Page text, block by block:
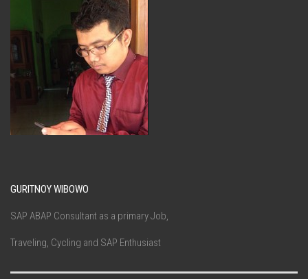
GURITNOY WIBOWO
SAP ABAP Consultant as a primary Job,
Traveling, Cycling and SAP Enthusiast